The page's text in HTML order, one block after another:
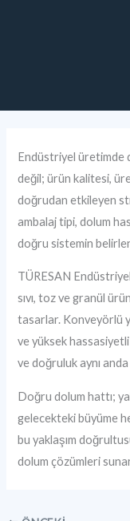
Endüstriyel üretimde
değil; ürün kalitesi,
doğrudan etkileyen
ambalaj tipi, dolum
doğru sistemin
TÜRESAN
sıvı, toz ve granül
tasarlar. Konveyörlü
ve yüksek
ve doğruluk aynı anda
Doğru dolum hattı;
gelecekteki büyüme
bu yaklaşım
dolum çözümleri